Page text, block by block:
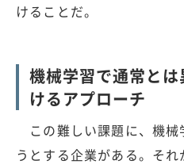
けることだ。
機械学習で通常と
けるアプローチ
この難しい課題に、機械
うとする企業がある。そ